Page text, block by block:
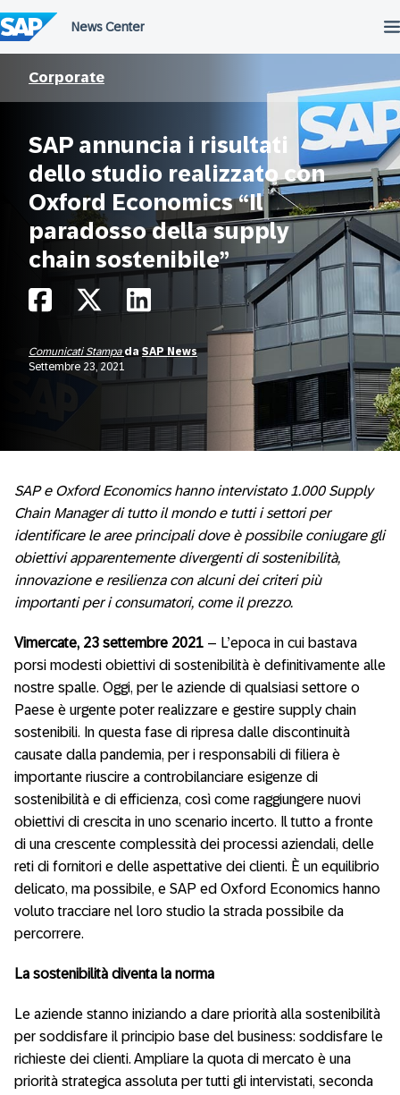
al
contenuto
Corporate
SAP annuncia i risultati
dello studio realizzato con
Oxford Economics “Il
paradosso della supply
chain sostenibile”
Comunicati Stampa daSAP News
Settembre 23, 2021
SAP e Oxford Economics hanno intervistato 1.000 Supply
Chain Manager di tutto il mondo e tutti i settori per
identificare le aree principali dove è possibile coniugare gli
obiettivi apparentemente divergenti di sostenibilità,
innovazione e resilienza con alcuni dei criteri più
importanti per i consumatori, come il prezzo.
Vimercate, 23 settembre 2021 – L’epoca in cui bastava
porsi modesti obiettivi di sostenibilità è definitivamente alle
nostre spalle. Oggi, per le aziende di qualsiasi settore o
Paese è urgente poter realizzare e gestire supply chain
sostenibili. In questa fase di ripresa dalle discontinuità
causate dalla pandemia, per i responsabili di filiera è
importante riuscire a controbilanciare esigenze di
sostenibilità e di efficienza, così come raggiungere nuovi
obiettivi di crescita in uno scenario incerto. Il tutto a fronte
di una crescente complessità dei processi aziendali, delle
reti di fornitori e delle aspettative dei clienti. È un equilibrio
delicato, ma possibile, e SAP ed Oxford Economics hanno
voluto tracciare nel loro studio la strada possibile da
percorrere.
La sostenibilità diventa la norma
Le aziende stanno iniziando a dare priorità alla sostenibilità
per soddisfare il principio base del business: soddisfare le
richieste dei clienti. Ampliare la quota di mercato è una
priorità strategica assoluta per tutti gli intervistati, seconda